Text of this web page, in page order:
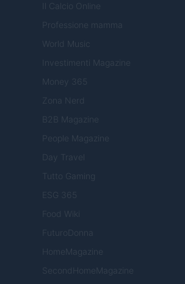
Il Calcio Online
Professione mamma
World Music
Investimenti Magazine
Money 365
Zona Nerd
B2B Magazine
People Magazine
Day Travel
Tutto Gaming
ESG 365
Food Wiki
FuturoDonna
HomeMagazine
SecondHomeMagazine